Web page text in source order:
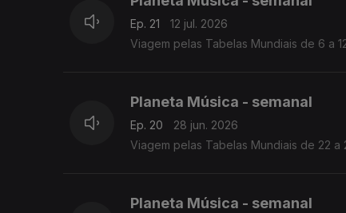
Ep. 21
12 jul. 2026
Viagem pelas Tabelas Mundiais de 6 a
Planeta Música - semanal
Ep. 20
28 jun. 2026
Viagem pelas Tabelas Mundiais de 22 a
Planeta Música - semanal